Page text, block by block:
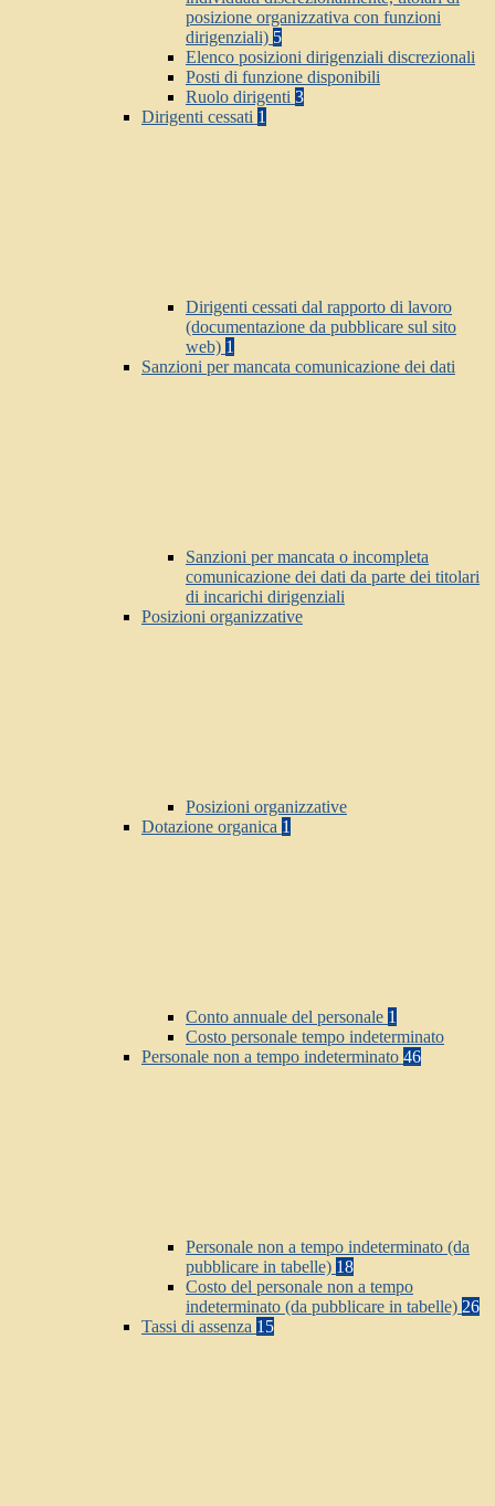
posizione organizzativa con funzioni
dirigenziali) 5
Elenco posizioni dirigenziali discrezionali
Posti di funzione disponibili
Ruolo dirigenti 3
Dirigenti cessati 1
Dirigenti cessati dal rapporto di lavoro
(documentazione da pubblicare sul sito
web) 1
Sanzioni per mancata comunicazione dei dati
Sanzioni per mancata o incompleta
comunicazione dei dati da parte dei titolari
di incarichi dirigenziali
Posizioni organizzative
Posizioni organizzative
Dotazione organica 1
Conto annuale del personale 1
Costo personale tempo indeterminato
Personale non a tempo indeterminato 46
Personale non a tempo indeterminato (da
pubblicare in tabelle) 18
Costo del personale non a tempo
indeterminato (da pubblicare in tabelle) 26
Tassi di assenza 15